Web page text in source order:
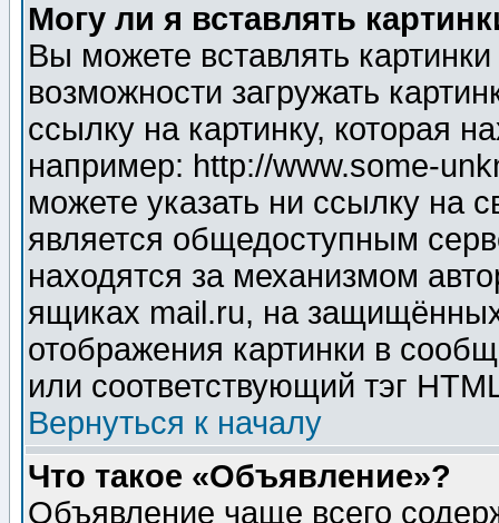
Могу ли я вставлять
Вы можете вставлять
возможности загружать
ссылку на картинку, которая
например: http://www.some-
можете указать ни ссылку на
является общедоступным
находятся за механизмом
ящиках mail.ru, на
отображения картинки в
или соответствующий тэг
Вернуться к началу
Что такое «Объявление»?
Объявление чаще всего